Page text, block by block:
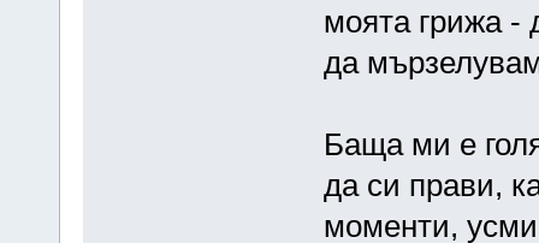
моята грижа -
да
Баща ми е
да си прави,
моменти,